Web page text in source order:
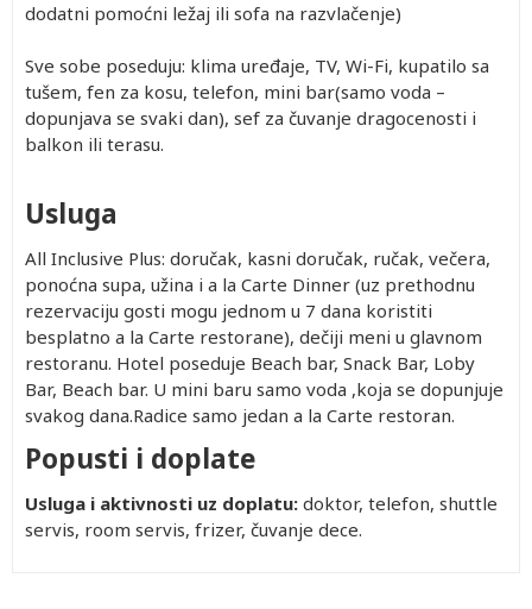
dodatni pomoćni ležaj ili sofa na razvlačenje)
Sve sobe poseduju: klima uređaje, TV, Wi-Fi, kupatilo sa
tušem, fen za kosu, telefon, mini bar(samo voda –
dopunjava se svaki dan), sef za čuvanje dragocenosti i
balkon ili terasu.
Usluga
All Inclusive Plus: doručak, kasni doručak, ručak, večera,
ponoćna supa, užina i a la Carte Dinner (uz prethodnu
rezervaciju gosti mogu jednom u 7 dana koristiti
besplatno a la Carte restorane), dečiji meni u glavnom
restoranu. Hotel poseduje Beach bar, Snack Bar, Loby
Bar, Beach bar. U mini baru samo voda ,koja se dopunjuje
svakog dana.Radice samo jedan a la Carte restoran.
Popusti i doplate
Usluga i aktivnosti uz doplatu: doktor, telefon, shuttle
servis, room servis, frizer, čuvanje dece.